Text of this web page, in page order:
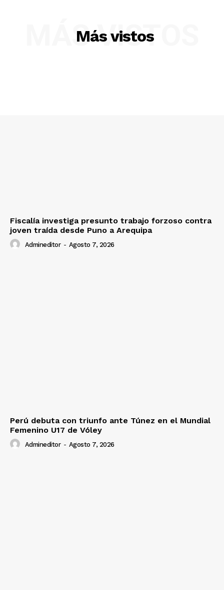
Diario los Andes
Más vistos
MÁS VISTOS
Fiscalía investiga presunto trabajo forzoso contra
joven traída desde Puno a Arequipa
Admineditor - Agosto 7, 2026
Perú debuta con triunfo ante Túnez en el Mundial
Femenino U17 de Vóley
Admineditor - Agosto 7, 2026